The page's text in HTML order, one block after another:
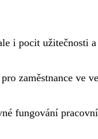
i pocit užitečnosti
zaměstnance ve
fungování